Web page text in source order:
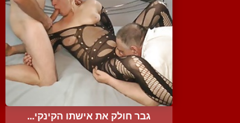
גבר חולק את אישתו הקינקי...